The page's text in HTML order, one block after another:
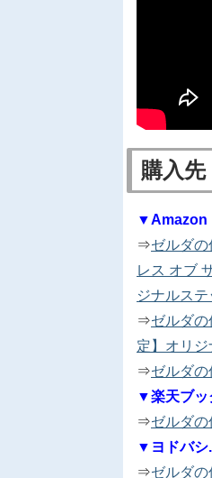
購入先
▼Amazon
⇒ゼルダ
レス オブ
ジナルス
⇒ゼルダ
定】オリ
⇒ゼルダ
▼楽天ブッ
⇒ゼルダ
▼ヨドバシ
⇒ゼルダ